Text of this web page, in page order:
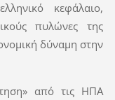
κεφάλαιο,
πυλώνες της
δύναμη στην
από τις ΗΠΑ